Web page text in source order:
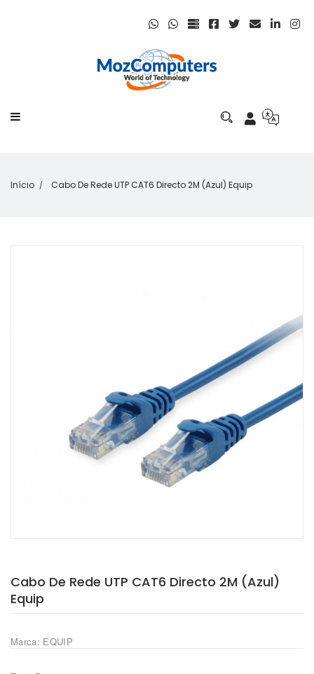
Início Cabo De Rede UTP CAT6 Directo 2M (Azul) Equip
Cabo De Rede UTP CAT6 Directo 2M (Azul)
Equip
Marca: EQUIP